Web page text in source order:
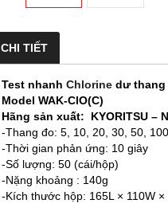
CHI TIẾT
Test nhanh Chlorine dư thang
Model WAK-ClO(C)
Hãng sản xuất: KYORITSU –
-Thang đo: 5, 10, 20, 30, 50,
-Thời gian phản ứng: 10 giây
-Số lượng: 50 (cái/hộp)
-Nặng khoảng : 140g
-Kích thước hộp: 165L × 110W ×